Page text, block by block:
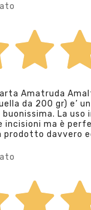
Amatruda
da 200 gr) e’
La uso
incisioni ma è
prodotto davvero